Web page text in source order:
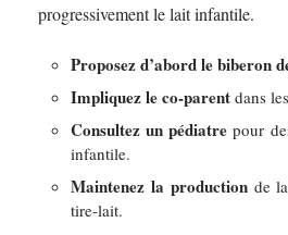
progressivement le lait infantile.
Proposez d’abord le biberon
Impliquez le co-parent dans
Consultez un pédiatre pour
infantile.
Maintenez la productionde
tire-lait.